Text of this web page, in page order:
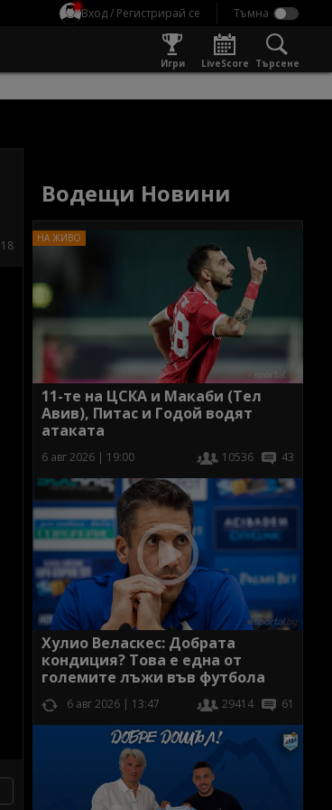
Вход / Регистрирай се
Игри LiveScore Търсене
18
Водещи Новини
11-те на ЦСКА и Макаби (Тел
Авив), Питас и Годой водят
атаката
6 авг 2026 | 19:00 10536 43
Хулио Веласкес: Добрата
кондиция? Това е една от
големите лъжи във футбола
6 авг 2026 | 13:47 29414 61